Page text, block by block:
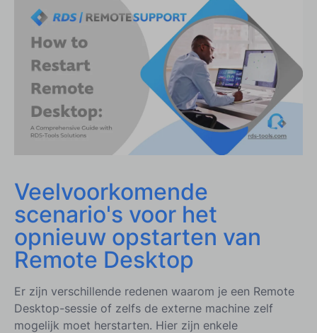
Methoden voor het herstarten van Remote Desktop
of externe machines
Integreren met RDS-Tools-oplossingen voor
geoptimaliseerde herstarts van Remote Desktop
Beveiliging en Monitoring Essentials Bij het
Herstarten van Remote Desktop
Geavanceerde probleemoplossingstips
Conclusie en Belangrijke Inzichten over Hoe
Veelvoorkomende
scenario's voor het
opnieuw opstarten van
Remote Desktop
Er zijn verschillende redenen waarom je een Remote
Desktop-sessie of zelfs de externe machine zelf
mogelijk moet herstarten. Hier zijn enkele